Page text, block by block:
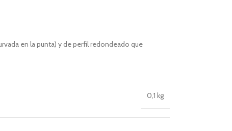
en la punta) y de perfil redondeado que
0,1 kg